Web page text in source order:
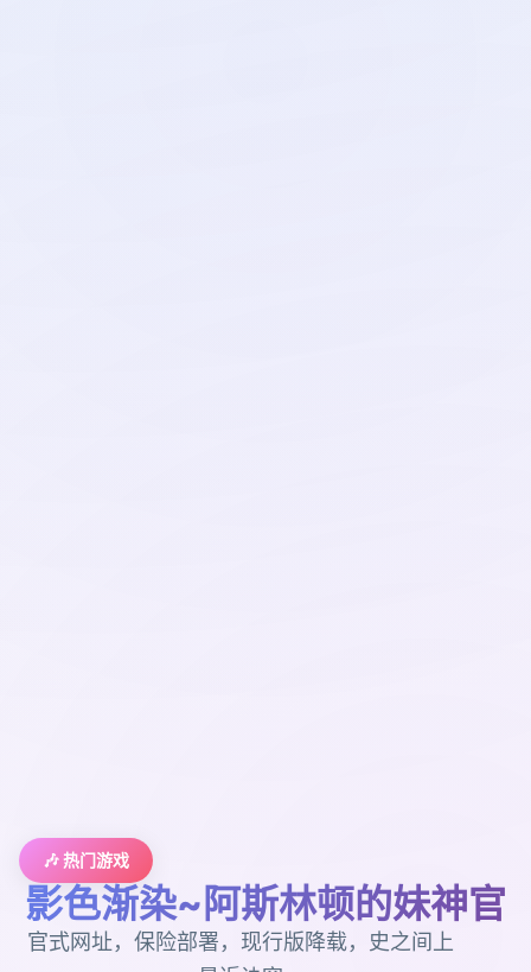
🎶 热门游戏
影色渐染~阿斯林顿的妹神官
官式网址，保险部署，现行版降载，史之间上